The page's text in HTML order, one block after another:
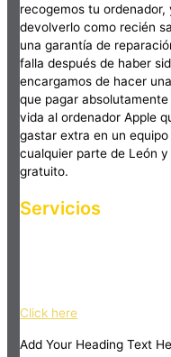
recogemos tu
devolverlo como recién
una garantía de
falla después de haber
encargamos de hacer
que pagar
vida al ordenador Apple
gastar extra en un
cualquier parte de León
gratuito.
Servicios
Click here
Add Your Heading Text